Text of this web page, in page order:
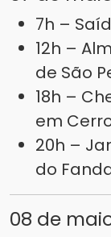
7h –
12h –
de São
18h –
em
20h –
do
08 de